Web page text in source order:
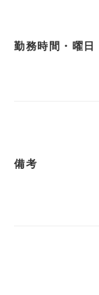
勤務時間・曜日
備考